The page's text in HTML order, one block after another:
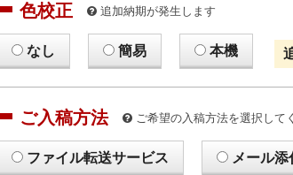
色校正 追加納期が発生します
なし 簡易 本機
ご入稿方法 ご希望の入稿方法を選択して
ファイル転送サービス メール添